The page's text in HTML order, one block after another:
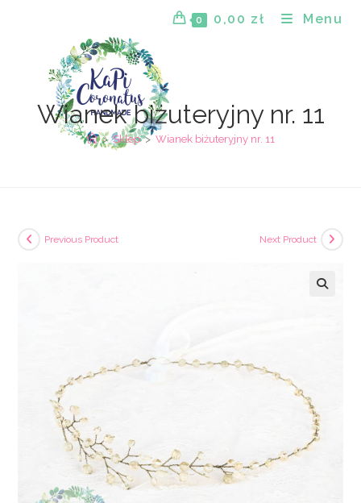
0 0,00 zł Menu
Wianek biżuteryjny nr. 11
> Sklep > Wianek biżuteryjny nr. 11
Previous Product Next Product